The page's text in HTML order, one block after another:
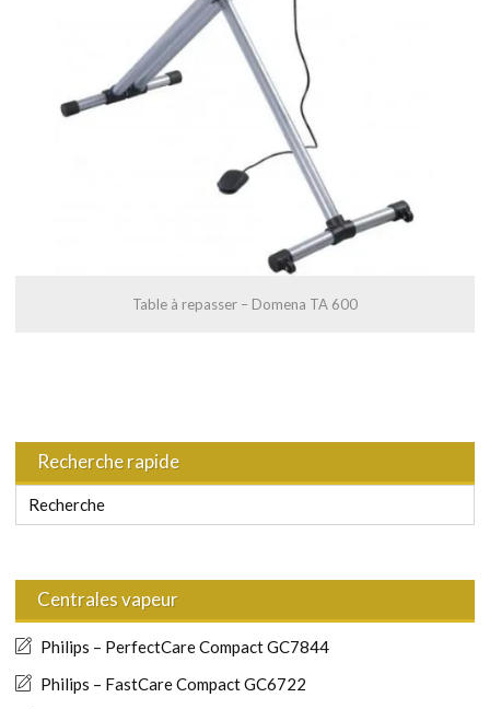
Table à repasser – Domena TA 600
Recherche rapide
Centrales vapeur
Philips – PerfectCare Compact GC7844
Philips – FastCare Compact GC6722